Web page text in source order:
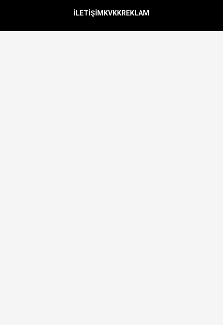
İLETİŞİM KVKKREKLAM